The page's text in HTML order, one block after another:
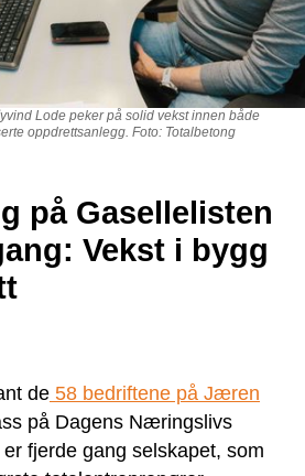
Lode peker på solid vekst innen både
oppdrettsanlegg. Foto: Totalbetong
på Gasellelisten
Vekst i bygg
de 58 bedriftene på Jæren
på Dagens Næringslivs
fjerde gang selskapet, som